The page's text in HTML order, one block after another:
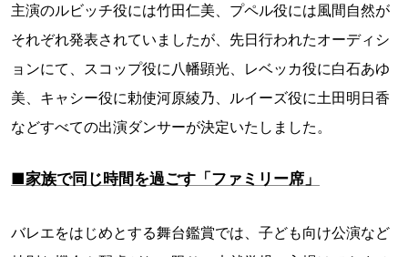
主演のルビッチ役には竹田仁美、プペル役には風間自然が
それぞれ発表されていましたが、先日行われたオーディシ
ョンにて、スコップ役に八幡顕光、レベッカ役に白石あゆ
美、キャシー役に勅使河原綾乃、ルイーズ役に土田明日香
などすべての出演ダンサーが決定いたしました。
■家族で同じ時間を過ごす「ファミリー席」
バレエをはじめとする舞台鑑賞では、子ども向け公演など